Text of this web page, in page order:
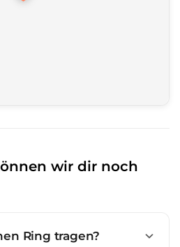
wir dir noch
Ring tragen?